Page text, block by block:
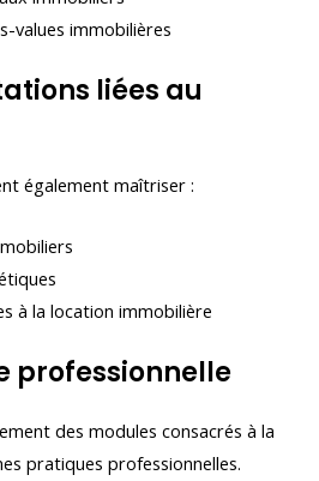
values immobilières
liées au
également maîtriser :
à la location immobilière
professionnelle
des modules consacrés à la
pratiques professionnelles.